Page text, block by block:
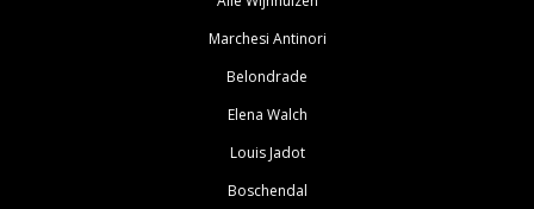
Marchesi Antinori
Belondrade
Elena Walch
Louis Jadot
Boschendal